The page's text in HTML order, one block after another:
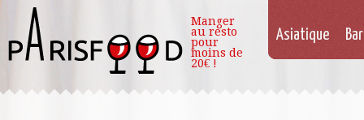
Manger
au resto
pour
moins de
20€ !
Asiatique